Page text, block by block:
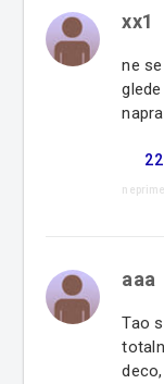
xx1
ne
22
aaa
Tao